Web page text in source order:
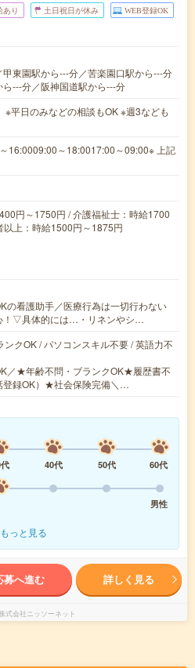
あり 土日祝日が休み WEB登録OK
東園駅から---分／苦楽園口駅から---分
ら---分／阪神国道駅から---分
※平日のみなどの相談もOK ※週3なども
16:0009:00～18:0017:00～09:00※ 上記
円～1750円 / 介護福祉士：時給1700
以上：時給1500円～1875円
の看護助手／医療行為は一切行わない
！▽具体的には…・リネンやシ…
ンクOK / パソコンスキル不要 / 英語力不
／★年齢不問・ブランクOK★履歴書不
登録OK）★社会保険完備＼…
40代 50代
60代
男性
もっと見る
募へ進む 詳しく見る
式会社ニッソーネット